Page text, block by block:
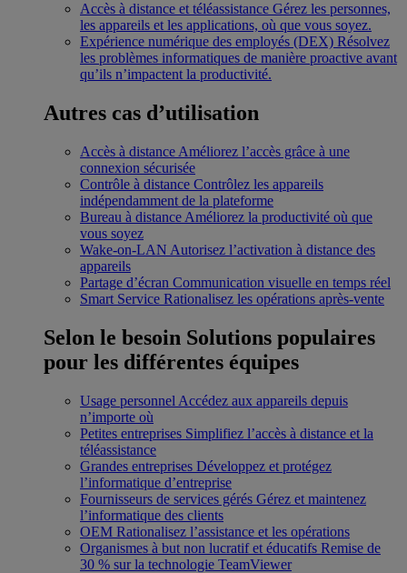
Accès à distance et téléassistance Gérez les personnes,
les appareils et les applications, où que vous soyez.
Expérience numérique des employés (DEX) Résolvez
les problèmes informatiques de manière proactive avant
qu’ils n’impactent la productivité.
Autres cas d’utilisation
Accès à distance Améliorez l’accès grâce à une
connexion sécurisée
Contrôle à distance Contrôlez les appareils
indépendamment de la plateforme
Bureau à distance Améliorez la productivité où que
vous soyez
Wake-on-LAN Autorisez l’activation à distance des
appareils
Partage d’écran Communication visuelle en temps réel
Smart Service Rationalisez les opérations après-vente
Selon le besoin Solutions populaires
pour les différentes équipes
Usage personnel Accédez aux appareils depuis
n’importe où
Petites entreprises Simplifiez l’accès à distance et la
téléassistance
Grandes entreprises Développez et protégez
l’informatique d’entreprise
Fournisseurs de services gérés Gérez et maintenez
l’informatique des clients
OEM Rationalisez l’assistance et les opérations
Organismes à but non lucratif et éducatifs Remise de
30 % sur la technologie TeamViewer